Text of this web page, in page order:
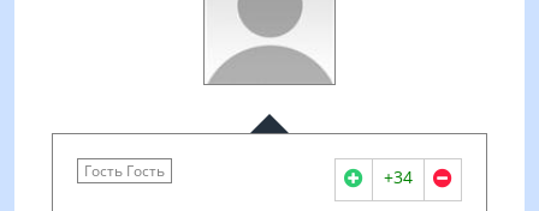
Гость Гость +34